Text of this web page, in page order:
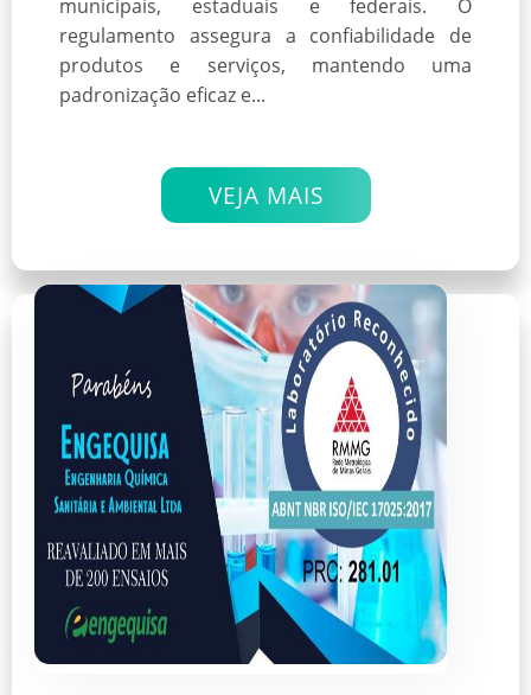
municipais, estaduais e federais. O
regulamento assegura a confiabilidade de
produtos e serviços, mantendo uma
padronização eficaz e...
VEJA MAIS